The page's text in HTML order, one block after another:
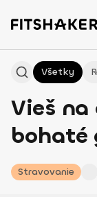
Všetky
Vieš
bohaté
Stravovanie